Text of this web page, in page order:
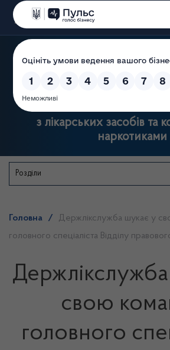
Державна
з лікарських засобів та
наркотиками
Розділи
Головна /
Держлікслужба шукає у
головного спеціаліста Відділу
свою
головного